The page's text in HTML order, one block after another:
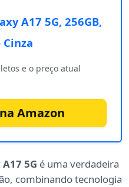
A17 5G, 256GB,
Cinza
e o preço atual
Amazon
5G é uma verdadeira
combinando tecnologia